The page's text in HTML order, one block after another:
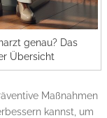
genau? Das
Übersicht
Maßnahmen
kannst, um